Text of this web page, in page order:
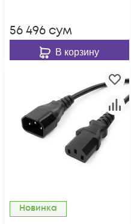
56 496 сум
В корзину
Новинка